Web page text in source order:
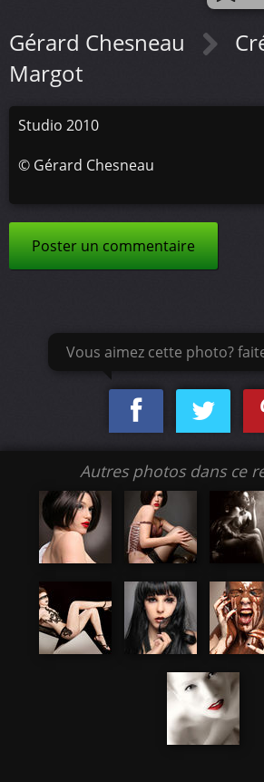
Gérard Chesneau
Margot
Studio 2010
© Gérard Chesneau
Poster un commentaire
Vous aimez cette photo?
Autres photos dans ce